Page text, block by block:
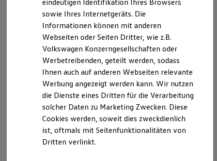
Volkswagen entdecken
Werkbesichtigung
Lifestyle Shop
T-Roc Kollektion
Golf Kollektion
ID. Kollektion
Volkswagen Kollektion
R-Kollektion
GTI Kollektion
Fußball Drop
we drive football
#wedriveproud
Besitzer und Service
Software Updates
Service und Ersatzteile
Wendig, flexibel, vielseitig. Entdecken Sie den
T‑Cross.
Mehr zum T-Cross erfahren
eindeutigen Identifikation Ihres Browsers
sowie Ihres Internetgeräts. Die
Informationen können mit anderen
Webseiten oder Seiten Dritter, wie z.B.
Volkswagen Konzerngesellschaften oder
Werbetreibenden, geteilt werden, sodass
Ihnen auch auf anderen Webseiten relevante
Werbung angezeigt werden kann. Wir nutzen
die Dienste eines Dritten für die Verarbeitung
solcher Daten zu Marketing Zwecken. Diese
Cookies werden, soweit dies zweckdienlich
ist, oftmals mit Seitenfunktionalitäten von
Dritten verlinkt.